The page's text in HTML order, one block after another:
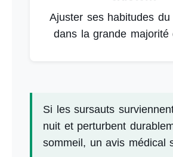
Ajuster ses habitudes
dans la grande majorité
Si les sursauts
nuit et perturbent
sommeil, un avis médical